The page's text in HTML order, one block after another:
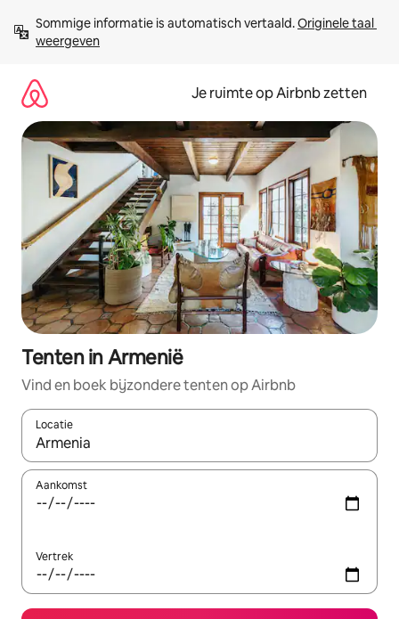
direct
naar
Sommige informatie is automatisch vertaald. Originele taal
weergeven
Je ruimte op Airbnb zetten
Tenten in Armenië
Vind en boek bijzondere tenten op Airbnb
Locatie
Wanneer er suggesties beschikbaar zijn, maak je een keuze
Aankomst
Vertrek